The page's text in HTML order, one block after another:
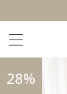
28%